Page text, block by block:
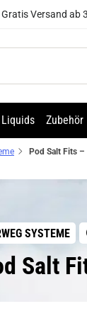
Gratis Versand ab
Liquids Zubehör
SYSTEME
Salt